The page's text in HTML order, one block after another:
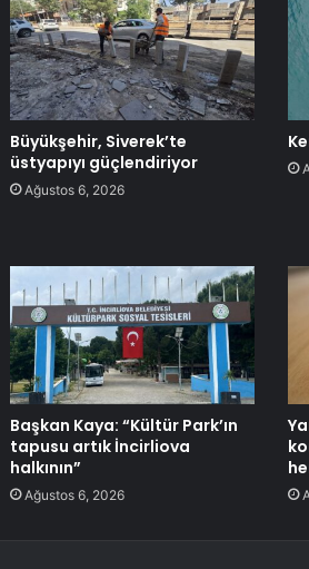
Büyükşehir, Siverek’te
üstyapıyı güçlendiriyor
Ağustos 6, 2026
Başkan Kaya: “Kültür Park’ın
tapusu artık İncirliova
halkının”
Ağustos 6, 2026